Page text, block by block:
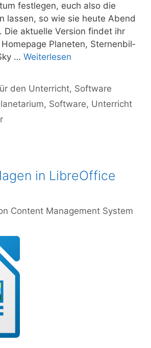
fest­le­gen, euch also die
las­sen, so wie sie heu­te Abend
Die aktu­el­le Ver­si­on fin­det ihr
Pla­ne­ten, Ster­nen­bil­
… Wei­ter­le­sen
den Unterricht, Software
, Software, Unterricht
in LibreOffice
Content Management System